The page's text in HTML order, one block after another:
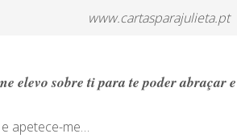
www.cartasparajulieta.pt
elevo sobre ti para te poder abraçar
apetece-me…